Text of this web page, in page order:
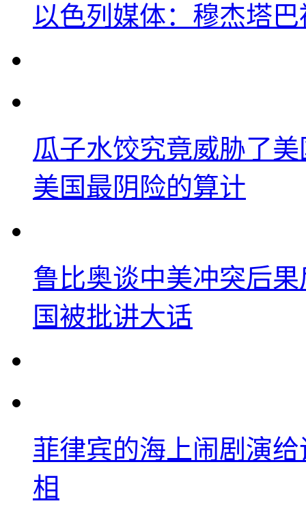
以色列媒体：穆杰塔
瓜子水饺究竟威胁了
美国最阴险的算计
鲁比奥谈中美冲突后
国被批讲大话
菲律宾的海上闹剧演
相